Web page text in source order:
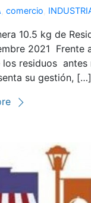
, comercio
10.5 kg de
2021
residuos antes
su gestión, […]